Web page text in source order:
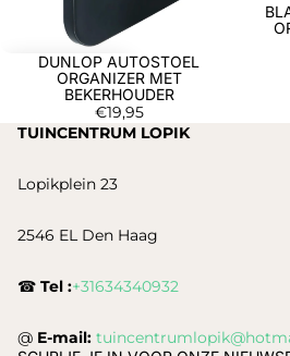
DUNLOP AUTOSTOEL
ORGANIZER MET
BEKERHOUDER
€19,95
TUINCENTRUM LOPIK
Lopikplein 23
2546 EL Den Haag
☎ Tel :+31634340932
@ E-mail: